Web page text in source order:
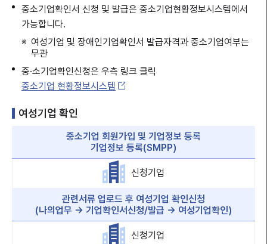
중소기업확인서 신청 및 발급은 중소기업현황정보시스템에서
가능합니다.
여성기업 및 장애인기업확인서 발급자격과 중소기업여부는
무관
중·소기업확인신청은 우측 링크 클릭
중소기업 현황정보시스템
여성기업 확인
중소기업 회원가입 및 기업정보 등록
기업정보 등록(SMPP)
신청기업
관련서류 업로드 후 여성기업 확인신청
(나의업무 → 기업확인서신청/발급 → 여성기업확인)
신청기업